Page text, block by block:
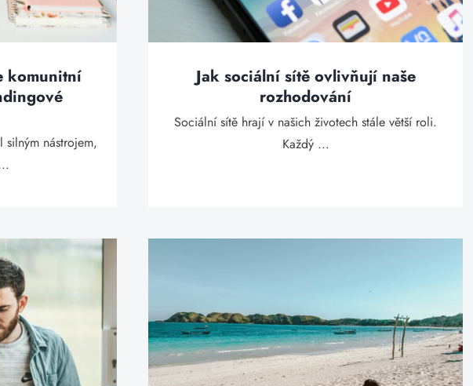
komunitní
silným nástrojem,
Jak sociální sítě ovlivňují naše
rozhodování
Sociální sítě hrají v našich životech stále větší roli.
Každý ...